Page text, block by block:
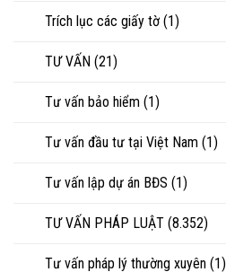
Trích lục các giấy tờ (1)
TƯ VẤN (21)
Tư vấn bảo hiểm (1)
Tư vấn đầu tư tại Việt Nam (1)
Tư vấn lập dự án BĐS (1)
TƯ VẤN PHÁP LUẬT (8.352)
Tư vấn pháp lý thường xuyên (1)